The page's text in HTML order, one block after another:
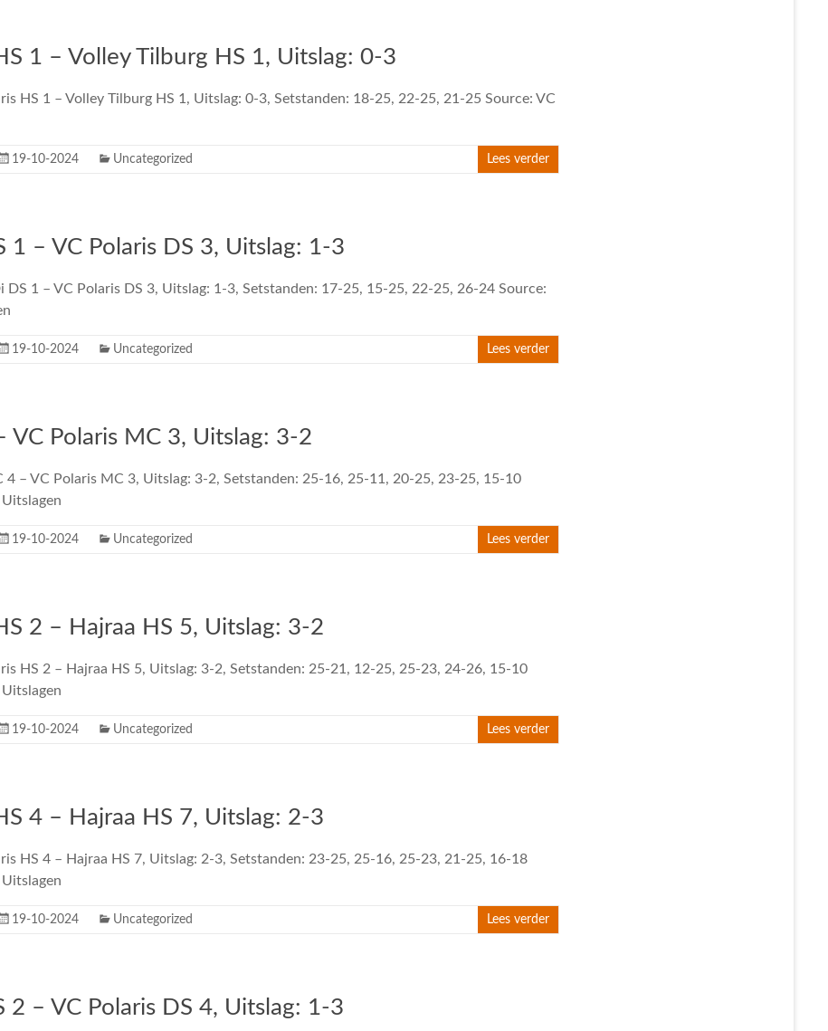
1 – Volley Tilburg HS 1, Uitslag: 0-3
HS 1 – Volley Tilburg HS 1, Uitslag: 0-3, Setstanden: 18-25, 22-25, 21-25 Source: VC
19-10-2024 Uncategorized Lees verder
1 – VC Polaris DS 3, Uitslag: 1-3
1 – VC Polaris DS 3, Uitslag: 1-3, Setstanden: 17-25, 15-25, 22-25, 26-24 Source:
19-10-2024 Uncategorized Lees verder
VC Polaris MC 3, Uitslag: 3-2
– VC Polaris MC 3, Uitslag: 3-2, Setstanden: 25-16, 25-11, 20-25, 23-25, 15-10
19-10-2024 Uncategorized Lees verder
2 – Hajraa HS 5, Uitslag: 3-2
HS 2 – Hajraa HS 5, Uitslag: 3-2, Setstanden: 25-21, 12-25, 25-23, 24-26, 15-10
19-10-2024 Uncategorized Lees verder
4 – Hajraa HS 7, Uitslag: 2-3
HS 4 – Hajraa HS 7, Uitslag: 2-3, Setstanden: 23-25, 25-16, 25-23, 21-25, 16-18
19-10-2024 Uncategorized Lees verder
2 – VC Polaris DS 4, Uitslag: 1-3